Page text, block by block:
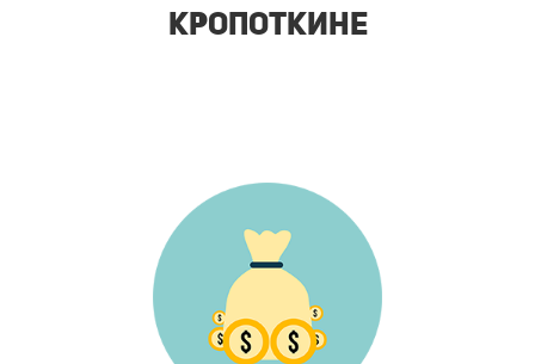
Кропоткине